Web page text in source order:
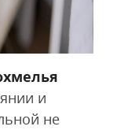
и
не